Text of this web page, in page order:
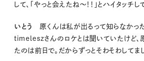
して、「やっと会えたね〜！！」とハイタッチし
いとう
原くんは私が出るって知らなかっ
timeleszさんのロケとは聞いていたけど、
たのは前日で。だからずっとそわそわしてま